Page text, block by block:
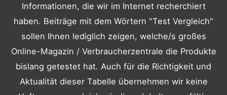
Informationen, die wir im Internet recherchiert
haben. Beiträge mit dem Wörtern "Test Vergleich"
sollen Ihnen lediglich zeigen, welche/s großes
Online-Magazin / Verbraucherzentrale die Produkte
bislang getestet hat. Auch für die Richtigkeit und
Aktualität dieser Tabelle übernehmen wir keine